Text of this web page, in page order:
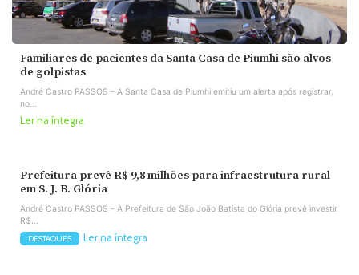
Familiares de pacientes da Santa Casa de Piumhi são alvos
de golpistas
André Castro PASSOS – A Santa Casa de Piumhi emitiu um alerta após registrar,
no...
Ler na íntegra
Prefeitura prevê R$ 9,8 milhões para infraestrutura rural
em S. J. B. Glória
André Castro PASSOS – A Prefeitura de São João Batista do Glória prevê investir
R$...
DESTAQUES Ler na íntegra